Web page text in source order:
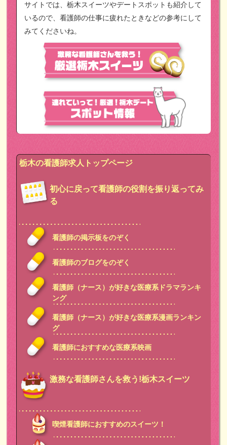
サイトでは、栃木スイーツやデートスポットも紹介して
いるので、看護師の仕事に疲れたときなどの参考にして
みてくださいね。
栃木の看護師求人トップページ
初心に戻って看護師の役割を振り返ってみ
る
看護師の掲示板をのぞく
看護師のブログをのぞく
看護師（ナース）が好きな医療系ドラマランキ
ング
看護師（ナース）が好きな医療系漫画ランキン
グ
看護師におすすめな医療系映画
激務な看護師さんを救う!栃木スイーツ
喫煙看護師におすすめのスイーツ！